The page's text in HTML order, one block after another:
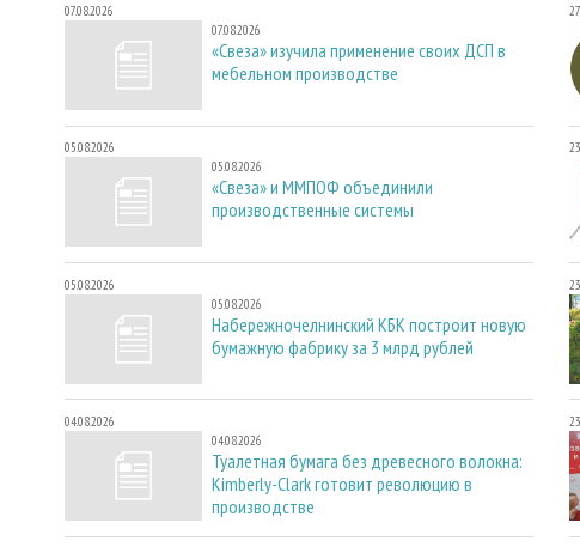
07.08.2026
07.08.2026
«Свеза» изучила применение своих ДСП в
мебельном производстве
05.08.2026
05.08.2026
«Свеза» и ММПОФ объединили
производственные системы
05.08.2026
05.08.2026
Набережночелнинский КБК построит новую
бумажную фабрику за 3 млрд рублей
04.08.2026
04.08.2026
Туалетная бумага без древесного волокна:
Kimberly-Clark готовит революцию в
производстве